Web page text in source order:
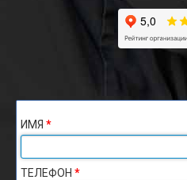
ИМЯ *
ТЕЛЕФОН *